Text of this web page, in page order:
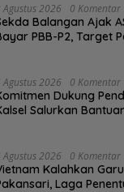
Agustus 2026 0 Komentar
Balangan Ajak
PBB-P2, Target
Agustus 2026 0 Komentar
Dukung
Salurkan
Agustus 2026 0 Komentar
Kalahkan
Laga